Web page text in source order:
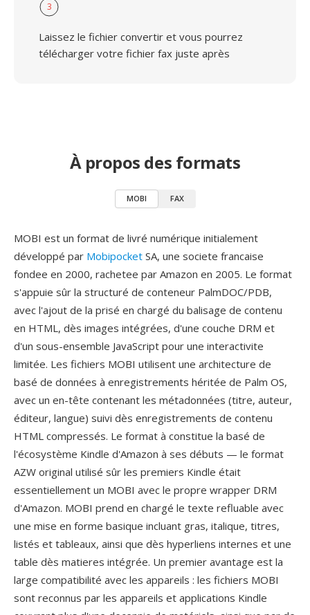
3
Laissez le fichier convertir et vous pourrez
télécharger votre fichier fax juste après
À propos des formats
MOBI FAX
MOBI est un format de livré numérique initialement
développé par Mobipocket SA, une societe francaise
fondee en 2000, rachetee par Amazon en 2005. Le format
s'appuie sûr la structuré de conteneur PalmDOC/PDB,
avec l'ajout de la prisé en chargé du balisage de contenu
en HTML, dès images intégrées, d'une couche DRM et
d'un sous-ensemble JavaScript pour une interactivite
limitée. Les fichiers MOBI utilisent une architecture de
basé de données à enregistrements héritée de Palm OS,
avec un en-tête contenant les métadonnées (titre, auteur,
éditeur, langue) suivi dès enregistrements de contenu
HTML compressés. Le format à constitue la basé de
l'écosystème Kindle d'Amazon à ses débuts — le format
AZW original utilisé sûr les premiers Kindle était
essentiellement un MOBI avec le propre wrapper DRM
d'Amazon. MOBI prend en chargé le texte refluable avec
une mise en forme basique incluant gras, italique, titres,
listés et tableaux, ainsi que dès hyperliens internes et une
table dès matieres intégrée. Un premier avantage est la
large compatibilité avec les appareils : les fichiers MOBI
sont reconnus par les appareils et applications Kindle